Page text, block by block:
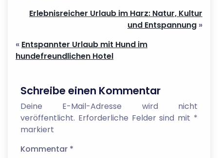
Erlebnisreicher Urlaub im Harz: Natur, Kultur
und Entspannung »
« Entspannter Urlaub mit Hund im
hundefreundlichen Hotel
Schreibe einen Kommentar
Deine E-Mail-Adresse wird nicht
veröffentlicht. Erforderliche Felder sind mit *
markiert
Kommentar *